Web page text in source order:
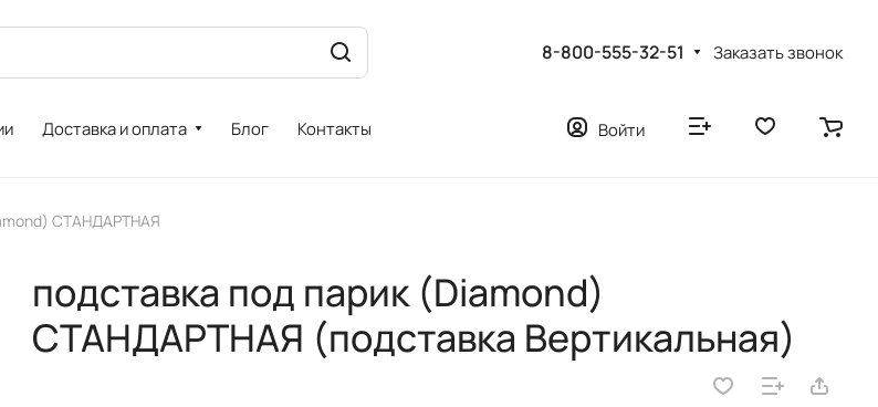
8-800-555-32-51 Заказать звонок
Доставка и оплата Блог Контакты Войти
СТАНДАРТНАЯ
подставка под парик (Diamond)
СТАНДАРТНАЯ (подставка Вертикальная)